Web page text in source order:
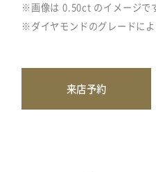
※画像は 0.50ct のイメージで
※ダイヤモンドのグレードに
来店予約